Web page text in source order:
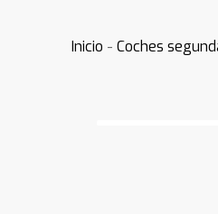
Inicio -Coches